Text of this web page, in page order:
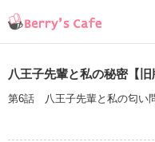
八王子先輩と私の秘密【旧
第6話 八王子先輩と私の匂い